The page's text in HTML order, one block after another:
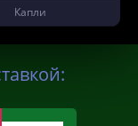
Капли